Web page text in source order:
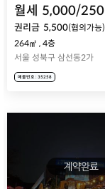
월세 5,000/250
권리금 5,500(협의가능)
264㎡ , 4층
서울 성북구 삼선동2가
매물번호 : 35258